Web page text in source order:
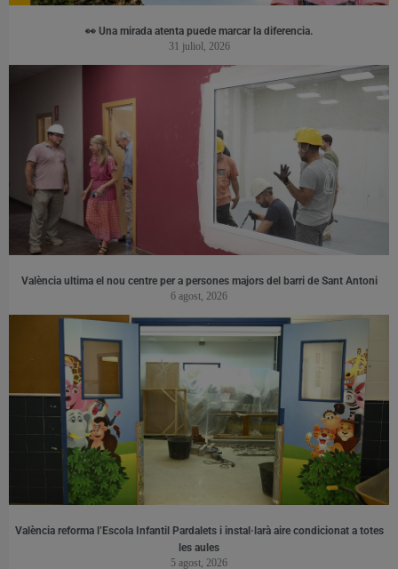
👀 Una mirada atenta puede marcar la diferencia.
31 juliol, 2026
València ultima el nou centre per a persones majors del barri de Sant Antoni
6 agost, 2026
València reforma l’Escola Infantil Pardalets i instal·larà aire condicionat a totes
les aules
5 agost, 2026